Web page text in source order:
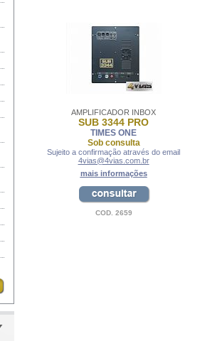
AMPLIFICADOR INBOX
SUB 3344 PRO
TIMES ONE
Sob consulta
Sujeito a confirmação através do email
4vias@4vias.com.br
mais informações
COD. 2659